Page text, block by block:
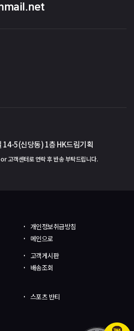
14-5(신당동) 1층 HK드림기획
고객센터로 연락 후 반송 부탁드립니다.
개인정보취급방침
메인으로
고객게시판
배송조회
스포츠 반티